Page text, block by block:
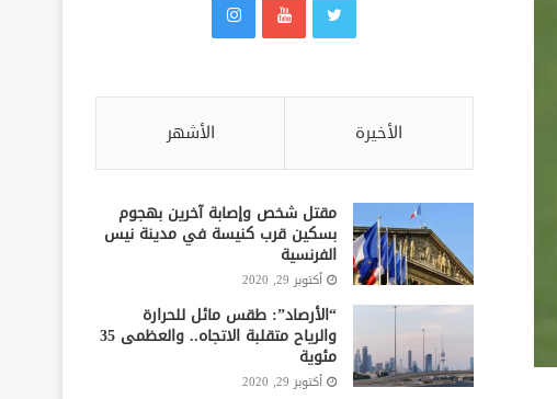
الأخيرة الأشهر
مقتل شخص وإصابة آخرين بهجوم
بسكين قرب كنيسة في مدينة نيس
الفرنسية
أكتوبر 29, 2020
“الأرصاد”: طقس مائل للحرارة
والرياح متقلبة الاتجاه.. والعظمى 35
مئوية
أكتوبر 29, 2020